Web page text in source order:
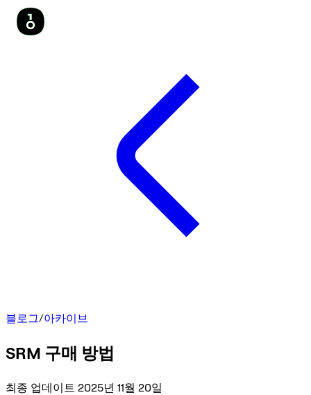
블로그/아카이브
SRM 구매 방법
최종 업데이트 2025년 11월 20일